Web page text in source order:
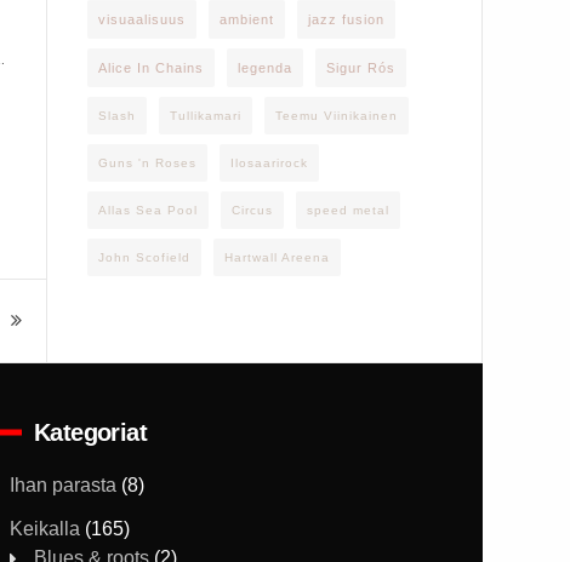
visuaalisuus ambient jazz fusion
Alice In Chains legenda Sigur Rós
Slash Tullikamari Teemu Viinikainen
Guns 'n Roses Ilosaarirock
Allas Sea Pool Circus speed metal
John Scofield Hartwall Areena
Kategoriat
Ihan parasta (8)
Keikalla (165)
Blues & roots(2)